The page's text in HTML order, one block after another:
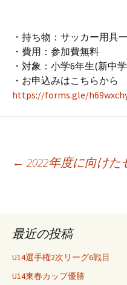
・持ち物：サッカー用具
・費用：参加費無料
・対象：小学6年生(新中
・お申込みはこちらか
https://forms.gle/
稿
ナ
← 2022年度に向け
最近の投稿
U14選手権2次リーグ6戦目
U14東春カップ優勝